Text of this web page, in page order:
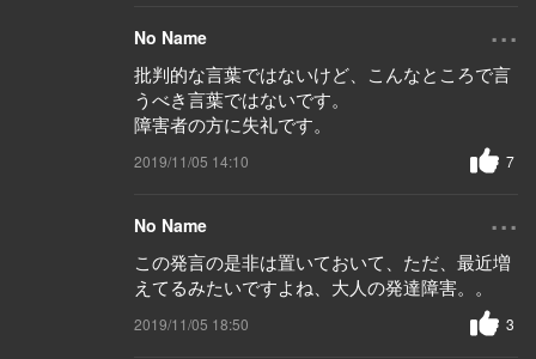
No Name ...
批判的な言葉ではないけど、こんなところで言
うべき言葉ではないです。
障害者の方に失礼です。
2019/11/05 14:10 7
No Name ...
この発言の是非は置いておいて、ただ、最近増
えてるみたいですよね、大人の発達障害。。
2019/11/05 18:50 3